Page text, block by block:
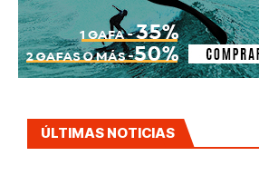
ÚLTIMAS NOTICIAS